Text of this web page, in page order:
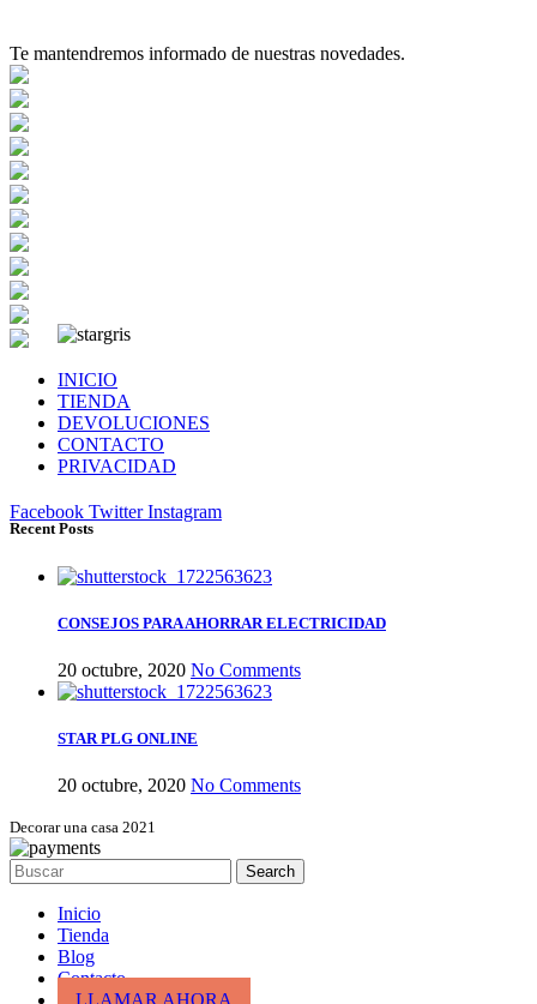
Te mantendremos informado de nuestras novedades.
INICIO
TIENDA
DEVOLUCIONES
CONTACTO
PRIVACIDAD
Facebook Twitter Instagram
Recent Posts
CONSEJOS PARA AHORRAR ELECTRICIDAD
20 octubre, 2020 No Comments
STAR PLG ONLINE
20 octubre, 2020 No Comments
Decorar una casa 2021
Search
Inicio
Tienda
Blog
Contacto